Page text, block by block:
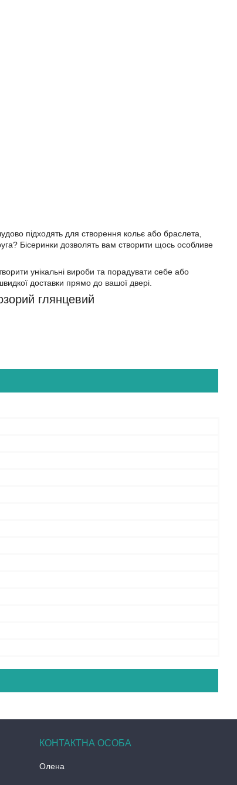
підходять для створення кольє або браслета,
Бісеринки дозволять вам створити щось особливе
унікальні вироби та порадувати себе або
доставки прямо до вашої двері.
глянцевий
Олена